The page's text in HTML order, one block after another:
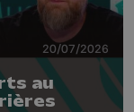
20/07/2026
au